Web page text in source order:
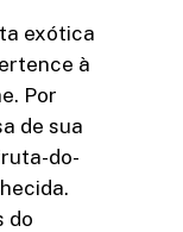
exótica
à
Por
de sua
do-
do